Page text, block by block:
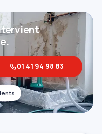
01 41 94 98 83